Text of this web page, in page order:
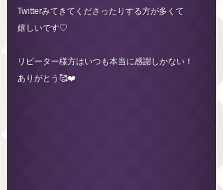
Twitterみてきてくださったりする方が多くて
嬉しいです♡
リピーター様方はいつも本当に感謝しかない！
ありがとう🥰❤️